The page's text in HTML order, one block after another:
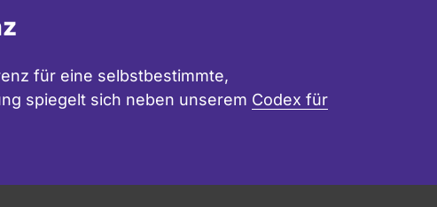
für eine selbstbestimmte,
spiegelt sich neben unserem Codex für